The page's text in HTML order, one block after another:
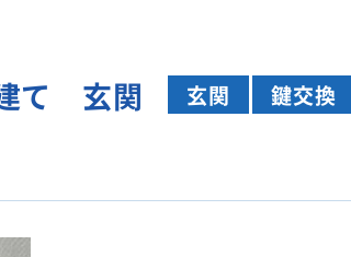
て 玄関
玄関 鍵交換